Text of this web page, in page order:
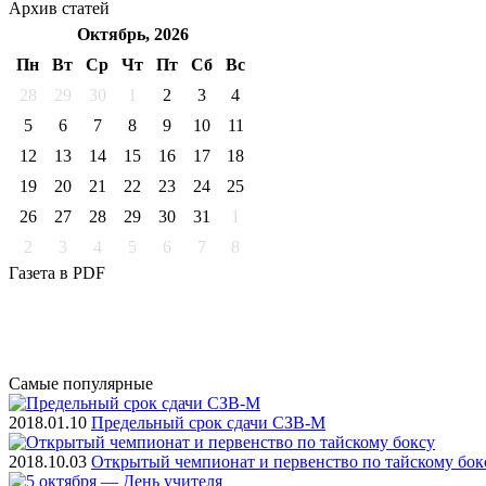
Архив статей
Октябрь, 2026
Пн
Вт Ср Чт Пт Cб
Вс
28
29 30 1 2 3
4
5
6 7 8 9 10
11
12
13 14 15 16 17
18
19
20 21 22 23 24
25
26
27 28 29 30 31
1
2
3 4 5 6 7
8
Газета в PDF
Самые популярные
2018.01.10 Предельный срок сдачи СЗВ-М
2018.10.03 Открытый чемпионат и первенство по тайскому